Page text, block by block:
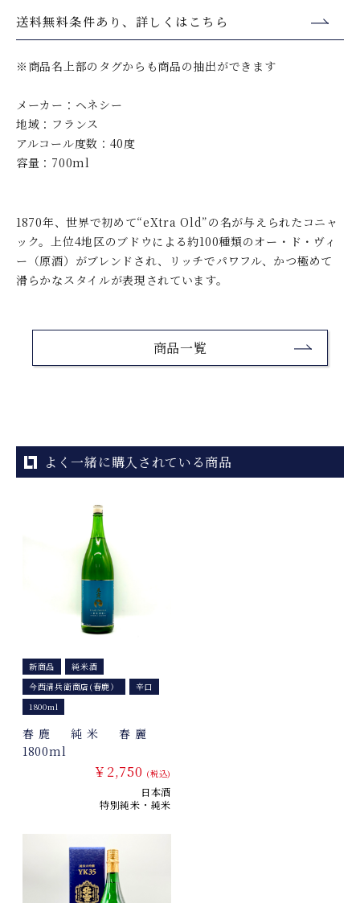
送料無料条件あり、詳しくはこちら
※商品名上部のタグからも商品の抽出ができます
メーカー：ヘネシー
地域：フランス
アルコール度数：40度
容量：700ml
1870年、世界で初めて“eXtra Old”の名が与えられたコニャ
ック。上位4地区のブドウによる約100種類のオー・ド・ヴィ
ー（原酒）がブレンドされ、リッチでパワフル、かつ極めて
滑らかなスタイルが表現されています。
商品一覧
よく一緒に購入されている商品
新商品
純米酒
今西清兵衛商店(春鹿）
辛口
1800ml
春鹿 純米 春麗
1800ml
￥2,750 (税込)
日本酒
特別純米・純米